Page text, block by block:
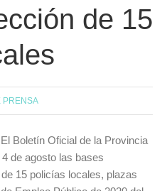
de 15
PRENSA
El Boletín Oficial de la Provincia
de agosto las bases
15 policías locales, plazas